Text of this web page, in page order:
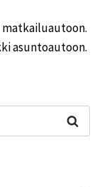
matkailuautoon.
asuntoautoon.
Haku